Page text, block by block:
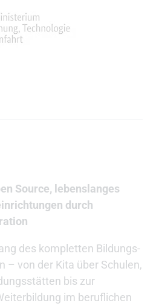
Source, lebenslanges
durch
des kompletten Bildungs-
– von der Kita über Schulen,
bis zur
im beruflichen